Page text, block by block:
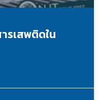
รเสพติดใน